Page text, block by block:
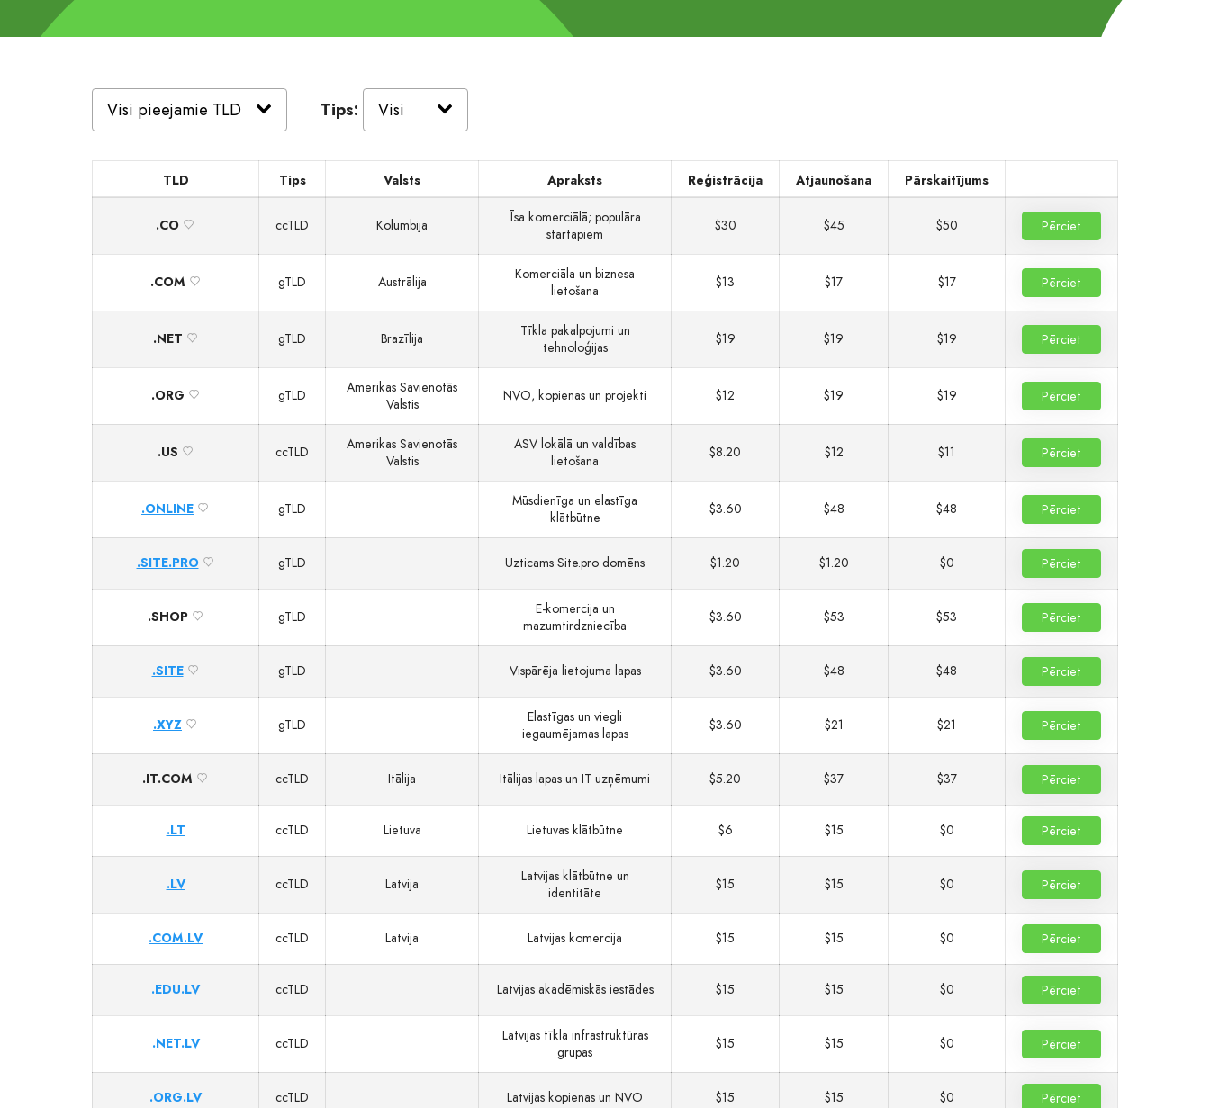
Tips:
TLD Tips Valsts Apraksts Reģistrācija Atjaunošana Pārskaitījums
.CO ccTLD Kolumbija
Īsa komerciālā; populāra
startapiem
$30 $45 $50 Pērciet
.COM gTLD Austrālija
Komerciāla un biznesa
lietošana
$13 $17 $17 Pērciet
.NET gTLD Brazīlija
Tīkla pakalpojumi un
tehnoloģijas
$19 $19 $19 Pērciet
.ORG gTLD
Amerikas Savienotās
Valstis
NVO, kopienas un projekti $12 $19 $19 Pērciet
.US ccTLD
Amerikas Savienotās
Valstis
ASV lokālā un valdības
lietošana
$8.20 $12 $11 Pērciet
.ONLINE gTLD
Mūsdienīga un elastīga
klātbūtne
$3.60 $48 $48 Pērciet
.SITE.PRO gTLD Uzticams Site.pro domēns $1.20 $1.20 $0 Pērciet
.SHOP gTLD
E-komercija un
mazumtirdzniecība
$3.60 $53 $53 Pērciet
.SITE gTLD Vispārēja lietojuma lapas $3.60 $48 $48 Pērciet
.XYZ gTLD
Elastīgas un viegli
iegaumējamas lapas
$3.60 $21 $21 Pērciet
.IT.COM ccTLD Itālija Itālijas lapas un IT uzņēmumi $5.20 $37 $37 Pērciet
.LT ccTLD Lietuva Lietuvas klātbūtne $6 $15 $0 Pērciet
.LV ccTLD Latvija
Latvijas klātbūtne un
identitāte
$15 $15 $0 Pērciet
.COM.LV ccTLD Latvija Latvijas komercija $15 $15 $0 Pērciet
.EDU.LV ccTLD Latvijas akadēmiskās iestādes $15 $15 $0 Pērciet
.NET.LV ccTLD
Latvijas tīkla infrastruktūras
grupas
$15 $15 $0 Pērciet
.ORG.LV ccTLD Latvijas kopienas un NVO $15 $15 $0 Pērciet